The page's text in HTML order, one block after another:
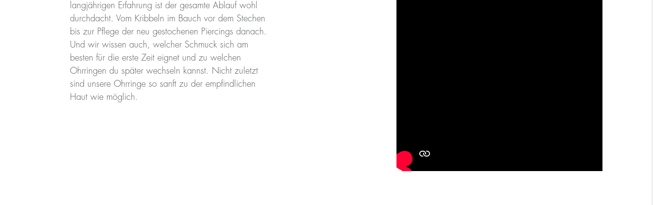
langjährigen Erfahrung ist der gesamte Ablauf wohl
durchdacht. Vom Kribbeln im Bauch vor dem Stechen
bis zur Pflege der neu gestochenen Piercings danach.
Und wir wissen auch, welcher Schmuck sich am
besten für die erste Zeit eignet und zu welchen
Ohrringen du später wechseln kannst. Nicht zuletzt
sind unsere Ohrringe so sanft zu der empfindlichen
Haut wie möglich.